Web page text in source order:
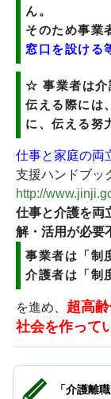
ん。
そのため事業
窓口を設ける
☆ 事業者は介
伝える際には
に、伝える努
仕事と家庭の両
支援ハンドブッ
http://
仕事と介護を両
解・活用が必要
事業者は「制
介護者は「制
を進め、 超高
社会を作って
「介護離